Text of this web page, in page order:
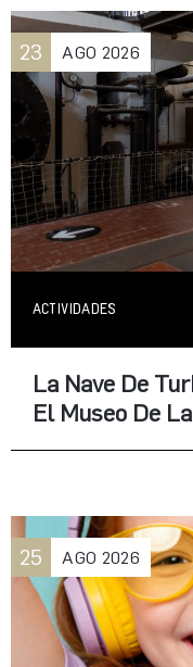
23 AGO 2026
ACTIVIDADES
La Nave De
El Museo De
25 AGO 2026